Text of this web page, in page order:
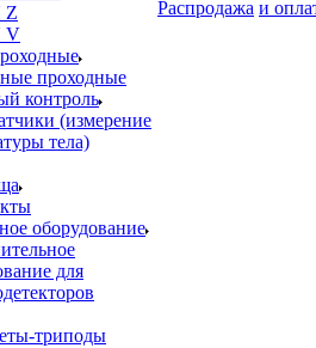
Z
V
проходные
контроль
(измерение
тела)
оборудование
для
триподы
Распродажа и